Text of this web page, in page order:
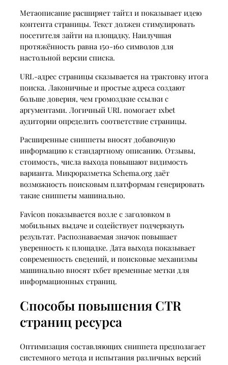
Метаописание расширяет тайтл и показывает идею
контента страницы. Текст должен стимулировать
посетителя зайти на площадку. Наилучшая
протяжённость равна 150-160 символов для
настольной версии списка.
URL-адрес страницы сказывается на трактовку итога
поиска. Лаконичные и простые адреса создают
больше доверия, чем громоздкие ссылки с
аргументами. Логичный URL помогает 1xbet
аудитории определить соответствие страницы.
Расширенные сниппеты вносят добавочную
информацию к стандартному описанию. Отзывы,
стоимость, числа выхода повышают видимость
варианта. Микроразметка Schema.org даёт
возможность поисковым платформам генерировать
такие сниппеты машинально.
Favicon показывается возле с заголовком в
мобильных выдаче и содействует подчеркнуть
результат. Распознаваемая значок повышает
уверенность к площадке. Дата выхода показывает
современность сведений, и поисковые механизмы
машинально вносят 1хбет временные метки для
информационных страниц.
Способы повышения CTR
страниц ресурса
Оптимизация составляющих сниппета предполагает
системного метода и испытания различных версий